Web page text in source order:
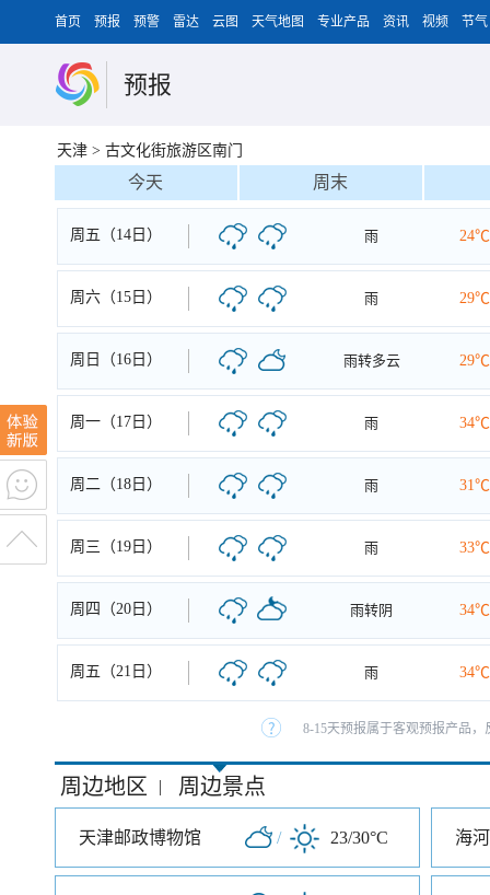
首页 预报 预警 雷达 云图 天气地图 专业产品 资讯 视频 节气
预报
天津 > 古文化街旅游区南门
今天 周末
周五（14日） 雨 24℃
周六（15日） 雨 29℃
周日（16日） 雨转多云 29℃
周一（17日） 雨 34℃
周二（18日） 雨 31℃
周三（19日） 雨 33℃
周四（20日） 雨转阴 34℃
周五（21日） 雨 34℃
8-15天预报属于客观预报产品
周边地区 | 周边景点
天津邮政博物馆 / 23/30°C